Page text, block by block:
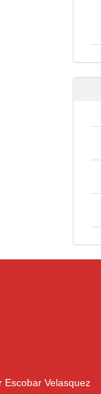
Escobar Velasquez